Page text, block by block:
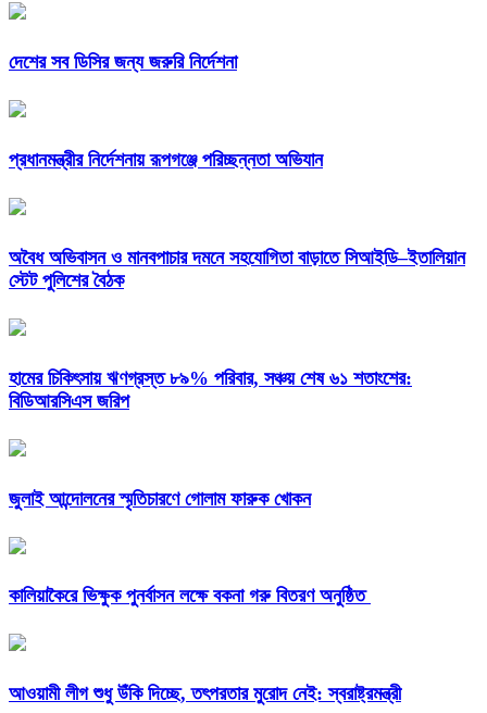
দেশের সব ডিসির জন্য জরুরি নির্দেশনা
প্রধানমন্ত্রীর নির্দেশনায় রূপগঞ্জে পরিচ্ছন্নতা অভিযান
অবৈধ অভিবাসন ও মানবপাচার দমনে সহযোগিতা বাড়াতে সিআইডি–ইতালিয়ান
স্টেট পুলিশের বৈঠক
হামের চিকিৎসায় ঋণগ্রস্ত ৮৯% পরিবার, সঞ্চয় শেষ ৬১ শতাংশের:
বিডিআরসিএস জরিপ
জুলাই আন্দোলনের স্মৃতিচারণে গোলাম ফারুক খোকন
কালিয়াকৈরে ভিক্ষুক পুনর্বাসন লক্ষে বকনা গরু বিতরণ অনুষ্ঠিত
আওয়ামী লীগ শুধু উঁকি দিচ্ছে, তৎপরতার মুরোদ নেই: স্বরাষ্ট্রমন্ত্রী